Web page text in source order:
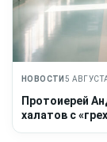
НОВОСТИ 5
Протоиерей
халатов с